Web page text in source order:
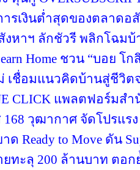
รเงินต่ำสุดของตลาดอ
งหาฯ ลักชัวรี พลิกโฉมบ้
Home ชวน “บอย โ
เชื่อมแนวคิดบ้านสู่ชีวิต
CLICK แพลตฟอร์มส
วุฒากาศ จัดโปรแร
Ready to Move ดัน
ายทะลุ 200 ล้านบาท ต